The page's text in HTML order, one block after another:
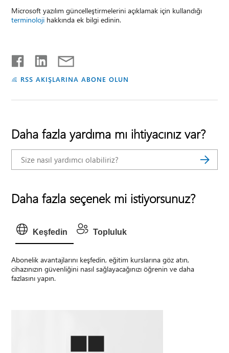
Microsoft yazılım güncelleştirmelerini açıklamak için kullandığı
terminoloji hakkında ek bilgi edinin.
RSS AKIŞLARINA ABONE OLUN
Daha fazla yardıma mı ihtiyacınız var?
Daha fazla seçenek mi istiyorsunuz?
Keşfedin Topluluk
Abonelik avantajlarını keşfedin, eğitim kurslarına göz atın,
cihazınızın güvenliğini nasıl sağlayacağınızı öğrenin ve daha
fazlasını yapın.